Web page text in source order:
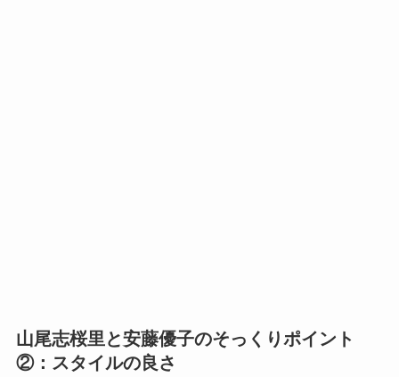
山尾志桜里と安藤優子のそっくりポイント
②：スタイルの良さ